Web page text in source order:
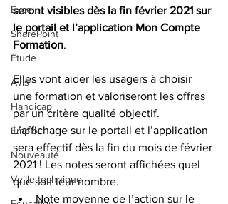
Excel
SharePoint
Étude
Avis
Handicap
Emploi
Nouveauté
Veille technique
seront visibles dès la fin février 2021 sur
le portail et l’application Mon Compte
Formation.
Elles vont aider les usagers à choisir
une formation et valoriseront les offres
par un critère qualité objectif.
L’affichage sur le portail et l’application
sera effectif dès la fin du mois de février
2021 ! Les notes seront affichées quel
que soit leur nombre.
Note moyenne de l’action sur le